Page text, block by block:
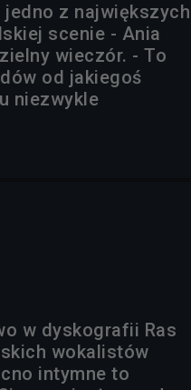
jedno z największych
scenie - Ania
wieczór. - To
od jakiegoś
niezwykle
w dyskografii Ras
wokalistów
intymne to